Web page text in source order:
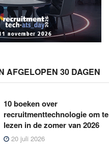
AFGELOPEN 30 DAGEN
10 boeken over
recruitmenttechnologie om te
lezen in de zomer van 2026
20 juli 2026